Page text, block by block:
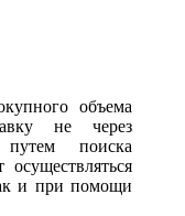
объема
не через
поиска
и при помощи